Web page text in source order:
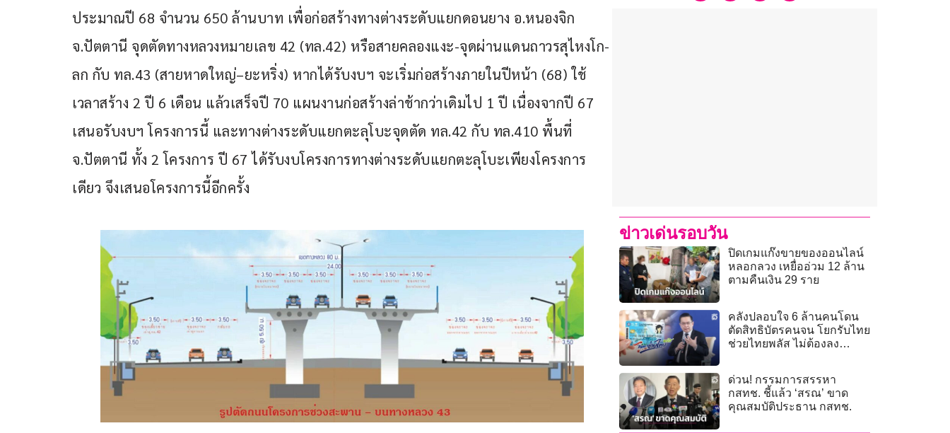
ประมาณปี 68 จำนวน 650 ล้านบาท เพื่อก่อสร้างทางต่างระดับแยกดอนยาง อ.หนองจิก
จ.ปัตตานี จุดตัดทางหลวงหมายเลข 42 (ทล.42) หรือสายคลองแงะ-จุดผ่านแดนถาวรสุไหงโก-
ลก กับ ทล.43 (สายหาดใหญ่–ยะหริ่ง) หากได้รับงบฯ จะเริ่มก่อสร้างภายในปีหน้า (68) ใช้
เวลาสร้าง 2 ปี 6 เดือน แล้วเสร็จปี 70 แผนงานก่อสร้างล่าช้ากว่าเดิมไป 1 ปี เนื่องจากปี 67
เสนอรับงบฯ โครงการนี้ และทางต่างระดับแยกตะลุโบะจุดตัด ทล.42 กับ ทล.410 พื้นที่
จ.ปัตตานี ทั้ง 2 โครงการ ปี 67 ได้รับงบโครงการทางต่างระดับแยกตะลุโบะเพียงโครงการ
เดียว จึงเสนอโครงการนี้อีกครั้ง
ข่าวเด่นรอบวัน
ปิดเกมแก๊งขายของออนไลน์
หลอกลวง เหยื่ออ่วม 12 ล้าน
ตามคืนเงิน 29 ราย
คลังปลอบใจ 6 ล้านคนโดน
ตัดสิทธิบัตรคนจน โยกรับไทย
ช่วยไทยพลัส ไม่ต้องลง
ด่วน! กรรมการสรรหา
กสทช. ชี้แล้ว ‘สรณ’ ขาด
คุณสมบัติประธาน กสทช.